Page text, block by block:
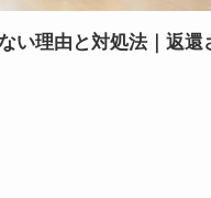
い理由と対処法｜返還